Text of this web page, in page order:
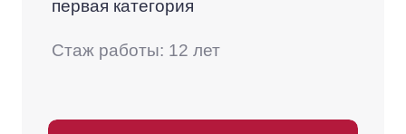
первая категория
Стаж работы: 12 лет